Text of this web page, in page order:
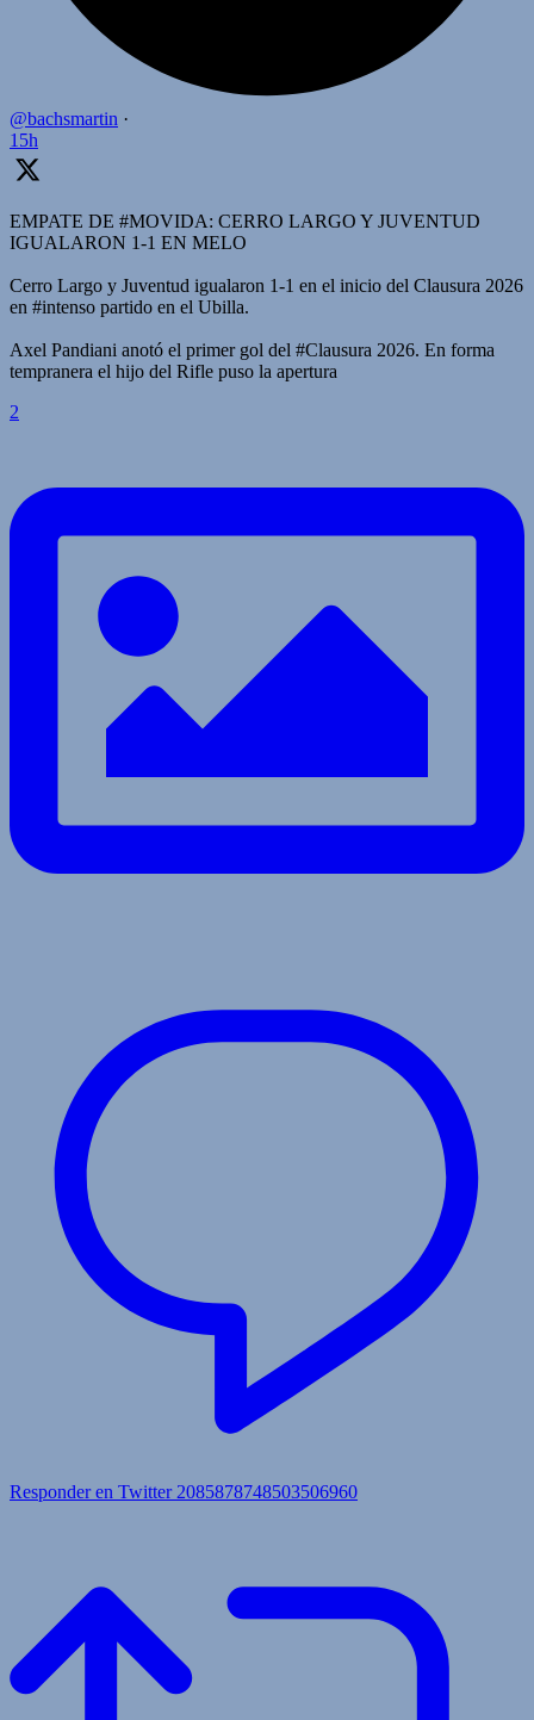
@bachsmartin ·
15h
EMPATE DE #MOVIDA: CERRO LARGO Y JUVENTUD
IGUALARON 1-1 EN MELO
Cerro Largo y Juventud igualaron 1-1 en el inicio del Clausura 2026
en #intenso partido en el Ubilla.
Axel Pandiani anotó el primer gol del #Clausura 2026. En forma
tempranera el hijo del Rifle puso la apertura
2
Responder en Twitter 2085878748503506960